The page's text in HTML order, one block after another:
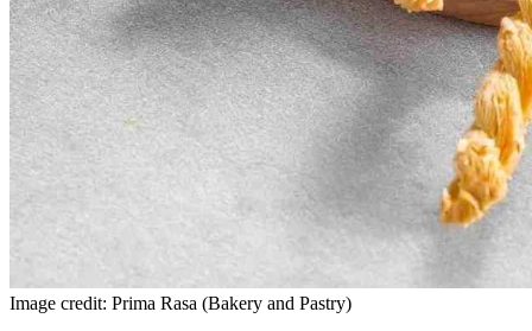
Image credit: Prima Rasa (Bakery and Pastry)